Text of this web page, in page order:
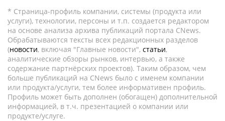
* Страница-профиль компании, системы (продукта или
услуги), технологии, персоны и т.п. создается редактором
на основе анализа архива публикаций портала CNews.
Обрабатываются тексты всех редакционных разделов
(новости, включая "Главные новости", статьи,
аналитические обзоры рынков, интервью, а также
содержание партнёрских проектов). Таким образом, чем
больше публикаций на CNews было с именем компании
или продукта/услуги, тем более информативен профиль.
Профиль может быть дополнен (обогащен) дополнительной
информацией, в т.ч. презентацией о компании или
продукте/услуге.